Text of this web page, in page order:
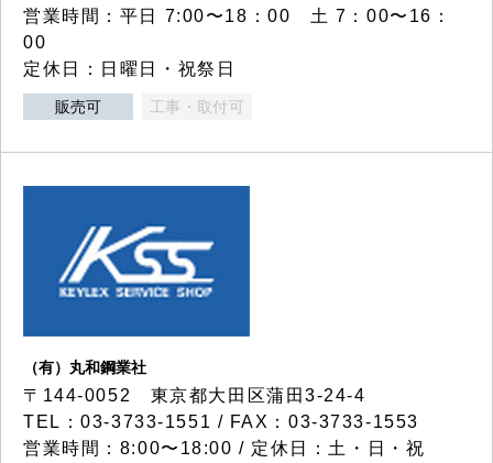
営業時間：平日 7:00〜18：00 土 7：00〜16：
00
定休日：日曜日・祝祭日
販売可 工事・取付可
（有）丸和鋼業社
〒144-0052 東京都大田区蒲田3-24-4
TEL：03-3733-1551 / FAX：03-3733-1553
営業時間：8:00〜18:00 / 定休日：土・日・祝